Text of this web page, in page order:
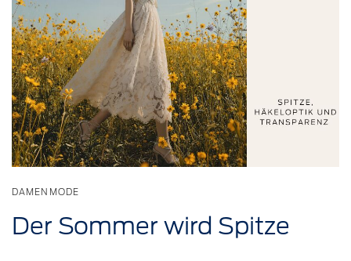
DAMENMODE
Der Sommer wird Spitze